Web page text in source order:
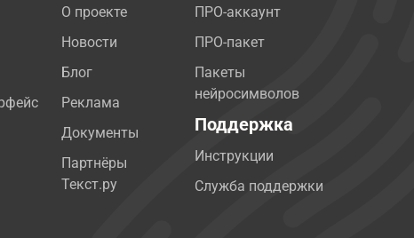
О проекте
Новости
Блог
Реклама
Документы
Партнёры
Текст.ру
ПРО-аккаунт
ПРО-пакет
Пакеты
нейросимволов
Поддержка
Инструкции
Служба поддержки